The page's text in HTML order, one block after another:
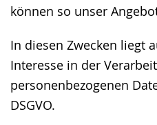
können so unser
In diesen Zwecken liegt
Interesse in der
personenbezogenen
DSGVO.